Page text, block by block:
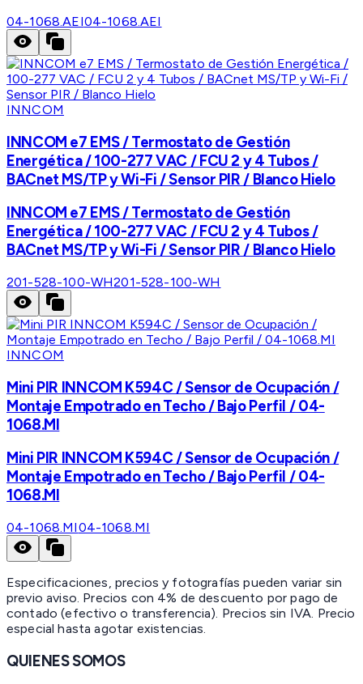
04-1068.AEI04-1068.AEI
INNCOM
INNCOM e7 EMS / Termostato de Gestión
Energética / 100-277 VAC / FCU 2 y 4 Tubos /
BACnet MS/TP y Wi-Fi / Sensor PIR / Blanco Hielo
INNCOM e7 EMS / Termostato de Gestión
Energética / 100-277 VAC / FCU 2 y 4 Tubos /
BACnet MS/TP y Wi-Fi / Sensor PIR / Blanco Hielo
201-528-100-WH201-528-100-WH
INNCOM
Mini PIR INNCOM K594C / Sensor de Ocupación /
Montaje Empotrado en Techo / Bajo Perfil / 04-
1068.MI
Mini PIR INNCOM K594C / Sensor de Ocupación /
Montaje Empotrado en Techo / Bajo Perfil / 04-
1068.MI
04-1068.MI04-1068.MI
Especificaciones, precios y fotografías pueden variar sin
previo aviso. Precios con 4% de descuento por pago de
contado (efectivo o transferencia). Precios sin IVA. Precio
especial hasta agotar existencias.
QUIENES SOMOS